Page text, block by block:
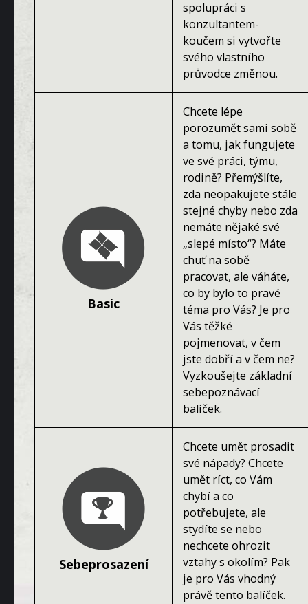
spolupráci s
konzultantem-
koučem si vytvořte
svého vlastního
průvodce změnou.
Basic
Chcete lépe
porozumět sami sobě
a tomu, jak fungujete
ve své práci, týmu,
rodině? Přemýšlíte,
zda neopakujete stále
stejné chyby nebo zda
nemáte nějaké své
„slepé místo“? Máte
chuť na sobě
pracovat, ale váháte,
co by bylo to pravé
téma pro Vás? Je pro
Vás těžké
pojmenovat, v čem
jste dobří a v čem ne?
Vyzkoušejte základní
sebepoznávací
balíček.
Sebeprosazení
Chcete umět prosadit
své nápady? Chcete
umět ríct, co Vám
chybí a co
potřebujete, ale
stydíte se nebo
nechcete ohrozit
vztahy s okolím? Pak
je pro Vás vhodný
právě tento balíček.